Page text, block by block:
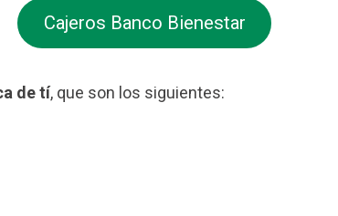
Cajeros Banco Bienestar
de tí, que son los siguientes: